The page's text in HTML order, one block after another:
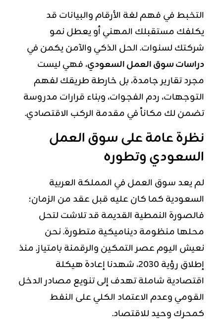
التخبط في فهم لغة الأرقام والبيانات قد
يكلفك مستقبلك المهني أو يعطل نمو
شركتك لسنوات. الحل الذكي والآمن يكمن في
دراسات سوق العمل السعودي، فهي ليست
مجرد تقارير جامدة، بل خارطة طريقك لفهم
التوجهات، ردم الفجوات، وبناء قرارات مدروسة
تضمن لك مكاناً في مقدمة الركب الاقتصادي.
نظرة عامة على سوق العمل
السعودي وتطوره
لم يعد سوق العمل في المملكة العربية
السعودية كما كان عليه قبل عقد من الزمان؛
فالصورة النمطية القديمة قد تلاشت لتحل
محلها منظومة ديناميكية متطورة. نحن
نعيش اليوم عصر التمكين والرقمنة بامتياز. منذ
إطلاق رؤية 2030، شهدنا إعادة هيكلة
اقتصادية شاملة تهدف إلى تنويع مصادر الدخل
القومي وعدم الاعتماد الكلي على النفط
كمحرك وحيد للاقتصاد.